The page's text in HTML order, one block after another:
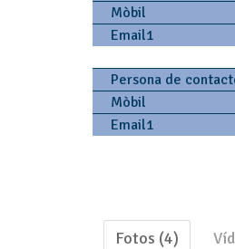
Mòbil
Email1
Persona de
Mòbil
Email1
Fotos (4)